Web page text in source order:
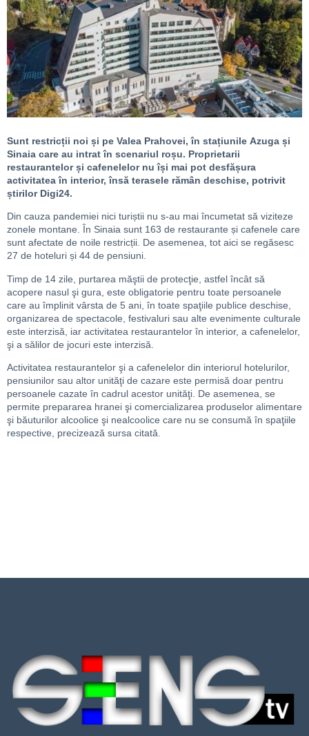
Sunt restricții noi și pe Valea Prahovei, în stațiunile Azuga și
Sinaia care au intrat în scenariul roșu. Proprietarii
restaurantelor și cafenelelor nu își mai pot desfășura
activitatea în interior, însă terasele rămân deschise, potrivit
știrilor Digi24.
Din cauza pandemiei nici turiștii nu s-au mai încumetat să viziteze
zonele montane. În Sinaia sunt 163 de restaurante și cafenele care
sunt afectate de noile restricții. De asemenea, tot aici se regăsesc
27 de hoteluri și 44 de pensiuni.
Timp de 14 zile, purtarea măştii de protecţie, astfel încât să
acopere nasul şi gura, este obligatorie pentru toate persoanele
care au împlinit vârsta de 5 ani, în toate spaţiile publice deschise,
organizarea de spectacole, festivaluri sau alte evenimente culturale
este interzisă, iar activitatea restaurantelor în interior, a cafenelelor,
şi a sălilor de jocuri este interzisă.
Activitatea restaurantelor şi a cafenelelor din interiorul hotelurilor,
pensiunilor sau altor unităţi de cazare este permisă doar pentru
persoanele cazate în cadrul acestor unităţi. De asemenea, se
permite prepararea hranei şi comercializarea produselor alimentare
şi băuturilor alcoolice şi nealcoolice care nu se consumă în spaţiile
respective, precizează sursa citată.